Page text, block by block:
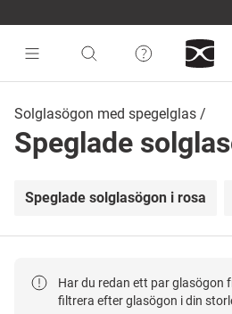
Solglasögon med spegelglas
Speglade
Speglade solglasögon i rosa
Har du redan ett par glasögon
filtrera efter glasögon i din